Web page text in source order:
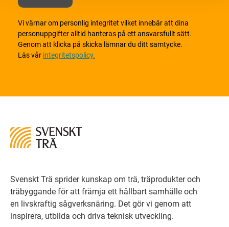
Vi värnar om personlig integritet vilket innebär att dina
personuppgifter alltid hanteras på ett ansvarsfullt sätt.
Genom att klicka på skicka lämnar du ditt samtycke.
Läs vår integritetspolicy.
Svenskt Trä sprider kunskap om trä, träprodukter och
träbyggande för att främja ett hållbart samhälle och
en livskraftig sågverksnäring. Det gör vi genom att
inspirera, utbilda och driva teknisk utveckling.